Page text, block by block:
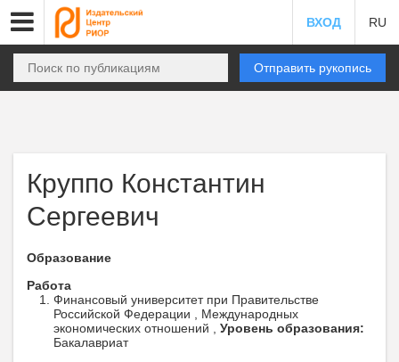
ВХОД RU
Отправить рукопись
Круппо Константин
Сергеевич
Образование
Работа
Финансовый университет при Правительстве
Российской Федерации , Международных
экономических отношений , Уровень образования:
Бакалавриат